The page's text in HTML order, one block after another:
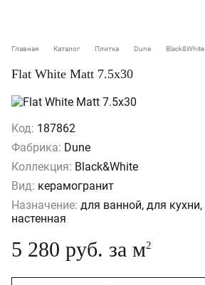
Главная Каталог Плитка Dune Black&White
Flat White Matt 7.5x30
Код: 187862
Фабрика: Dune
Коллекция: Black&White
Вид: керамогранит
Назначение: для ванной, для кухни,
настенная
5 280 руб. за м2